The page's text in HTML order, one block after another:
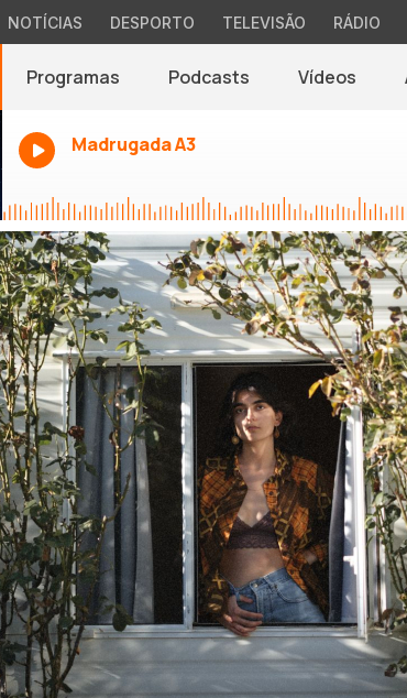
NOTÍCIAS DESPORTO TELEVISÃO RÁDIO
Programas Podcasts Vídeos
Madrugada A3